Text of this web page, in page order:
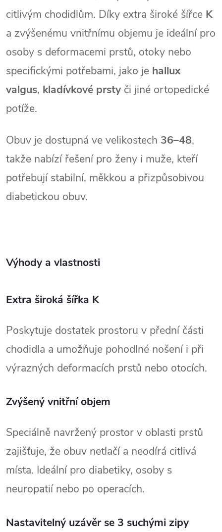
citlivým chodidlům. Díky extra široké šířce K
a zvýšenému vnitřnímu objemu je ideální pro
osoby s deformacemi prstů, otoky nebo
specifickými potřebami, jako je hallux
valgus, kladívkové prsty či jiné ortopedické
potíže.
Obuv je dostupná ve velikostech 36–48,
takže nabízí řešení pro ženy i muže, kteří
potřebují stabilní, měkkou a přizpůsobivou
diabetickou obuv.
Výhody a vlastnosti
Extra široká šířka K
Poskytuje dostatek prostoru v přední části
chodidla a umožňuje pohodlné nošení i při
výrazných deformacích prstů nebo otocích.
Zvýšený vnitřní objem
Speciálně navržený prostor v oblasti prstů
zajišťuje, že obuv netlačí a neodírá citlivá
místa. Ideální pro diabetiky, osoby s
neuropatií nebo po operacích.
Nastavitelný uzávěr se 3 suchými zipy